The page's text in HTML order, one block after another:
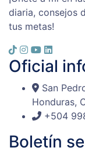
diaria, consejos
tus metas!
Oficial
San
Honduras,
+504
Boletín